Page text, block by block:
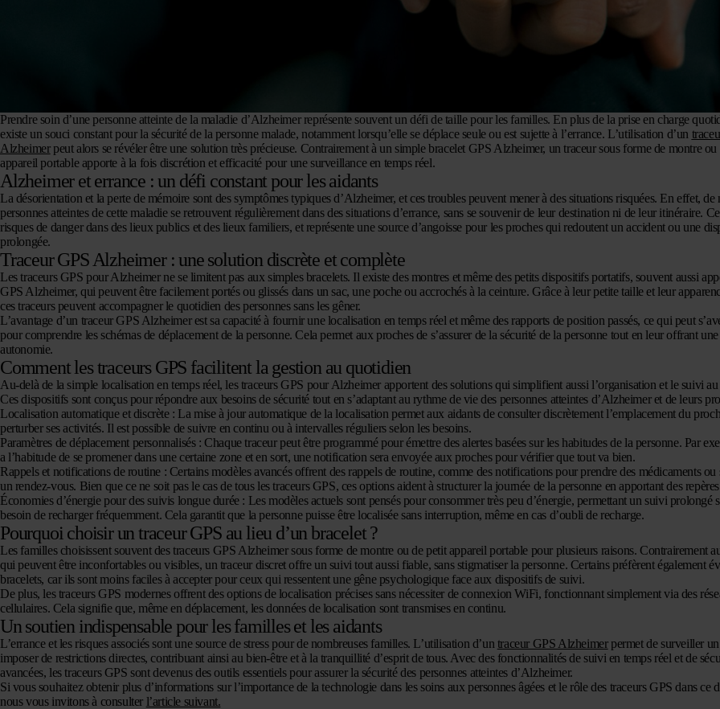
Prendre soin d’une personne atteinte de la maladie d’Alzheimer représente souvent un défi de taille pour les familles. En plus de la prise en charge
existe un souci constant pour la sécurité de la personne malade, notamment lorsqu’elle se déplace seule ou est sujette à l’errance. L’utilisation d’un
Alzheimerpeut alors se révéler être une solution très précieuse. Contrairement à un simplebracelet GPS Alzheimer, un traceur sous forme de montre ou
appareil portable apporte à la fois discrétion et efficacité pour une surveillance en temps réel.
Alzheimer et errance : un défi constant pour les aidants
La désorientation et la perte de mémoire sont des symptômes typiques d’Alzheimer, et ces troubles peuvent mener à des situations risquées. En effet, de
personnes atteintes de cette maladie se retrouvent régulièrement dans des situations d’errance, sans se souvenir de leur destination ni de leur itinéraire.
risques de danger dans des lieux publics et des lieux familiers, et représente une source d’angoisse pour les proches qui redoutent un accident ou une
prolongée.
Traceur GPS Alzheimer : une solution discrète et complète
Lestraceurs GPS pour Alzheimerne se limitent pas aux simples bracelets. Il existe des montres et même des petits dispositifs portatifs, souvent aussi
GPS Alzheimer, qui peuvent être facilement portés ou glissés dans un sac, une poche ou accrochés à la ceinture. Grâce à leur petite taille et leur
ces traceurs peuvent accompagner le quotidien des personnes sans les gêner.
L’avantage d’un traceur GPS Alzheimerest sa capacité à fournir une localisation en temps réel et même des rapports de position passés, ce qui peut
pour comprendre les schémas de déplacement de la personne. Cela permet aux proches de s’assurer de la sécurité de la personne tout en leur offrant
autonomie.
Comment les traceurs GPS facilitent la gestion au quotidien
Au-delà de la simple localisation en temps réel, lestraceurs GPS pour Alzheimer apportent des solutions qui simplifient aussi l’organisation et le suivi
Ces dispositifs sont conçus pour répondre aux besoins de sécurité tout en s’adaptant au rythme de vie des personnes atteintes d’Alzheimer et de leurs
Localisation automatique et discrète: La mise à jour automatique de la localisation permet aux aidants de consulter discrètement l’emplacement du
perturber ses activités. Il est possible de suivre en continu ou à intervalles réguliers selon les besoins.
Paramètres de déplacement personnalisés: Chaque traceur peut être programmé pour émettre des alertes basées sur les habitudes de la personne. Par
a l’habitude de se promener dans une certaine zone et en sort, une notification sera envoyée aux proches pour vérifier que tout va bien.
Rappels et notifications de routine : Certains modèles avancés offrent des rappels de routine, comme des notifications pour prendre des médicaments ou
un rendez-vous. Bien que ce ne soit pas le cas de tous les traceurs GPS, ces options aident à structurer la journée de la personne en apportant des
Économies d’énergie pour des suivis longue durée: Les modèles actuels sont pensés pour consommer très peu d’énergie, permettant un suivi prolongé
besoin de recharger fréquemment. Cela garantit que la personne puisse être localisée sans interruption, même en cas d’oubli de recharge.
Pourquoi choisir un traceur GPS au lieu d’un bracelet ?
Les familles choisissent souvent destraceurs GPS Alzheimersous forme de montre ou de petit appareil portable pour plusieurs raisons. Contrairement
qui peuvent être inconfortables ou visibles, un traceur discret offre un suivi tout aussi fiable, sans stigmatiser la personne. Certains préfèrent également
bracelets, car ils sont moins faciles à accepter pour ceux qui ressentent une gêne psychologique face aux dispositifs de suivi.
De plus, les traceurs GPS modernes offrent des options de localisation précises sans nécessiter de connexion WiFi, fonctionnant simplement via des
cellulaires. Cela signifie que, même en déplacement, les données de localisation sont transmises en continu.
Un soutien indispensable pour les familles et les aidants
L’errance et les risques associés sont une source de stress pour de nombreuses familles. L’utilisation d’un traceur GPS Alzheimerpermet de surveiller
imposer de restrictions directes, contribuant ainsi au bien-être et à la tranquillité d’esprit de tous. Avec des fonctionnalités de suivi en temps réel et de
avancées, les traceurs GPS sont devenus des outils essentiels pour assurer la sécurité des personnes atteintes d’Alzheimer.
Si vous souhaitez obtenir plus d’informations sur l’importance de la technologie dans les soins aux personnes âgées et le rôle des traceurs GPS dans ce
nous vous invitons à consulter l’article suivant.